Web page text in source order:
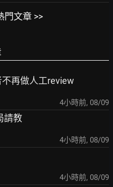
門文章 >>
再做人工review
4小時前, 08/09
請教
4小時前, 08/09
4小時前, 08/09